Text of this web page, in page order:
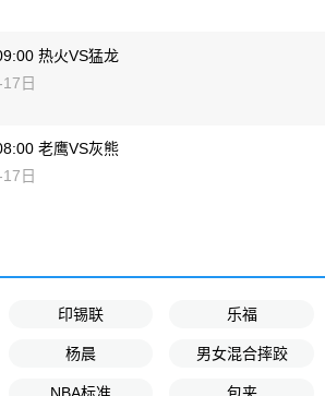
热火VS猛龙
日
老鹰VS灰熊
日
印锡联 乐福
G2 杨晨 男女混合摔跤
NBA标准 包夹